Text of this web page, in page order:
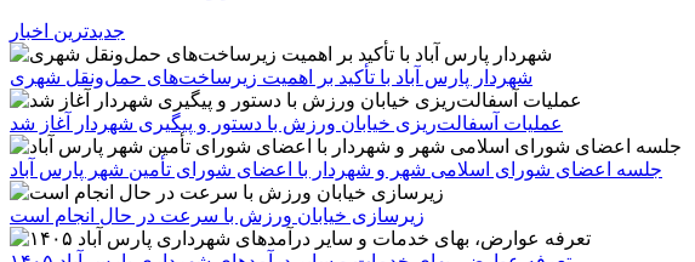
جدیدترین اخبار
شهردار پارس آباد با تأکید بر اهمیت زیرساخت‌های حمل‌ونقل شهری
عملیات آسفالت‌ریزی خیابان ورزش با دستور و پیگیری شهردار آغاز شد
جلسه اعضای شورای اسلامی شهر و شهردار با اعضای شورای تأمین شهر پارس آباد
زیرسازی خیابان ورزش با سرعت در حال انجام است